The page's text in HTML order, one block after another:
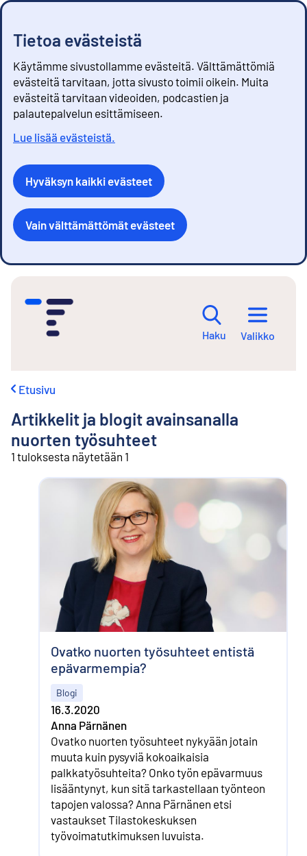
Tietoa evästeistä
Käytämme sivustollamme evästeitä. Välttämättömiä
evästeitä tarvitaan, jotta sivusto toimii oikein. Muita
evästeitä tarvitaan videoiden, podcastien ja
palautepalvelun esittämiseen.
Lue lisää evästeistä.
Hyväksyn kaikki evästeet
Vain välttämättömät evästeet
Haku Valikko
Etusivu
Artikkelit ja blogit avainsanalla
nuorten työsuhteet
1 tuloksesta näytetään 1
Ovatko nuorten työsuhteet entistä
epävarmempia?
Blogi
16.3.2020
Anna Pärnänen
Ovatko nuorten työsuhteet nykyään jotain
muuta kuin pysyviä kokoaikaisia
palkkatyösuhteita? Onko työn epävarmuus
lisääntynyt, kun sitä tarkastellaan työnteon
tapojen valossa? Anna Pärnänen etsi
vastaukset Tilastokeskuksen
työvoimatutkimuksen luvuista.